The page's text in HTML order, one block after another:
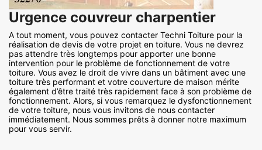
Urgence couvreur charpentier
A tout moment, vous pouvez contacter Techni Toiture pour la
réalisation de devis de votre projet en toiture. Vous ne devrez
pas attendre très longtemps pour apporter une bonne
intervention pour le problème de fonctionnement de votre
toiture. Vous avez le droit de vivre dans un bâtiment avec une
toiture très performant et votre couverture de maison mérite
également d’être traité très rapidement face à son problème de
fonctionnement. Alors, si vous remarquez le dysfonctionnement
de votre toiture, nous vous invitons de nous contacter
immédiatement. Nous sommes prêts à donner notre maximum
pour vous servir.